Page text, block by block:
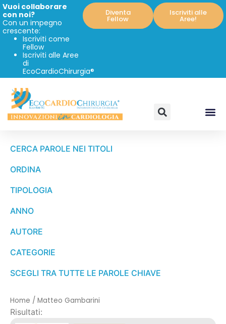
Vuoi collaborare
con noi?
Con un impegno
crescente:
Iscriviti come
Fellow
Iscriviti alle Aree
di
EcoCardioChirurgia®
Diventa
Fellow
Iscriviti alle
Aree!
CERCA PAROLE NEI TITOLI
ORDINA
TIPOLOGIA
ANNO
AUTORE
CATEGORIE
SCEGLI TRA TUTTE LE PAROLE CHIAVE
Home / Matteo Gambarini
Risultati: